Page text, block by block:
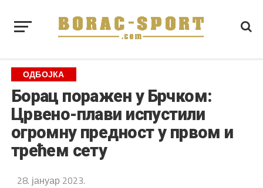
ОДБОЈКА
Борац поражен у Брчком:
Црвено-плави испустили
огромну предност у првом и
трећем сету
28. јануар 2023.